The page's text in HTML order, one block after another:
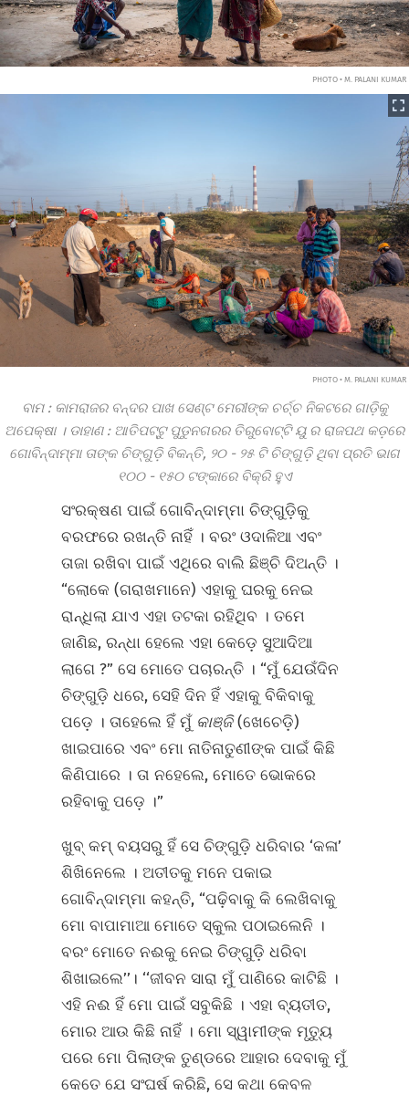
PHOTO • M. PALANI KUMAR
PHOTO • M. PALANI KUMAR
ବାମ : କାମରାଜର ବନ୍ଦର ପାଖ ସେଣ୍ଟ ମେରୀଙ୍କ ଚର୍ଚ୍ଚ ନିକଟରେ ଗାଡ଼ିକୁ
ଅପେକ୍ଷା । ଡାହାଣ : ଆତିପଟ୍ଟୁ ପୁଡୁନଗରର ତିରୁବୋଟ୍ଟିୟୁ ର ରାଜପଥ କଡ଼ରେ
ଗୋବିନ୍ଦାମ୍ମା ତାଙ୍କ ଚିଙ୍ଗୁଡ଼ି ବିକନ୍ତି, ୨୦ - ୨୫ ଟି ଚିଙ୍ଗୁଡ଼ି ଥିବା ପ୍ରତି ଭାଗ
୧୦୦ - ୧୫୦ ଟଙ୍କାରେ ବିକ୍ରି ହୁଏ
ସଂରକ୍ଷଣ ପାଇଁ ଗୋବିନ୍ଦାମ୍ମା ଚିଙ୍ଗୁଡ଼ିକୁ
ବରଫରେ ରଖନ୍ତି ନାହିଁ । ବରଂ ଓଦାଳିଆ ଏବଂ
ତାଜା ରଖିବା ପାଇଁ ଏଥିରେ ବାଲି ଛିଞ୍ଚି ଦିଅନ୍ତି ।
“ଲୋକେ (ଗରାଖମାନେ) ଏହାକୁ ଘରକୁ ନେଇ
ରାନ୍ଧିଲା ଯାଏ ଏହା ତଟକା ରହିଥିବ । ତମେ
ଜାଣିଛ, ରନ୍ଧା ହେଲେ ଏହା କେଡ଼େ ସୁଆଦିଆ
ଲାଗେ ?” ସେ ମୋତେ ପଚାରନ୍ତି । “ମୁଁ ଯେଉଁଦିନ
ଚିଙ୍ଗୁଡ଼ି ଧରେ, ସେହି ଦିନ ହିଁ ଏହାକୁ ବିକିବାକୁ
ପଡ଼େ । ତାହେଲେ ହିଁ ମୁଁ କାଞ୍ଜି(ଖେଚେଡ଼ି)
ଖାଇପାରେ ଏବଂ ମୋ ନାତିନାତୁଣୀଙ୍କ ପାଇଁ କିଛି
କିଣିପାରେ । ତା ନହେଲେ, ମୋତେ ଭୋକରେ
ରହିବାକୁ ପଡ଼େ ।”
ଖୁବ୍‌ କମ୍‌ ବୟସରୁ ହିଁ ସେ ଚିଙ୍ଗୁଡ଼ି ଧରିବାର ‘କଳା’
ଶିଖିନେଲେ । ଅତୀତକୁ ମନେ ପକାଇ
ଗୋବିନ୍ଦାମ୍ମା କହନ୍ତି, “ପଢ଼ିବାକୁ କି ଲେଖିବାକୁ
ମୋ ବାପାମାଆ ମୋତେ ସ୍କୁଲ ପଠାଇଲେନି ।
ବରଂ ମୋତେ ନଈକୁ ନେଇ ଚିଙ୍ଗୁଡ଼ି ଧରିବା
ଶିଖାଇଲେ’’। ‘‘ଜୀବନ ସାରା ମୁଁ ପାଣିରେ କାଟିଛି ।
ଏହି ନଈ ହିଁ ମୋ ପାଇଁ ସବୁକିଛି । ଏହା ବ୍ୟତୀତ,
ମୋର ଆଉ କିଛି ନାହିଁ । ମୋ ସ୍ୱାମୀଙ୍କ ମୃତ୍ୟୁ
ପରେ ମୋ ପିଲାଙ୍କ ତୁଣ୍ଡରେ ଆହାର ଦେବାକୁ ମୁଁ
କେତେ ଯେ ସଂଘର୍ଷ କରିଛି, ସେ କଥା କେବଳ